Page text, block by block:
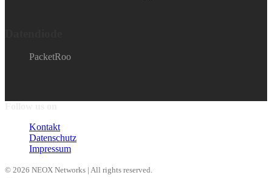
PacketRoo
Kontakt
Datenschutz
Impressum
© 2026 NEOX Networks | All rights reserved.